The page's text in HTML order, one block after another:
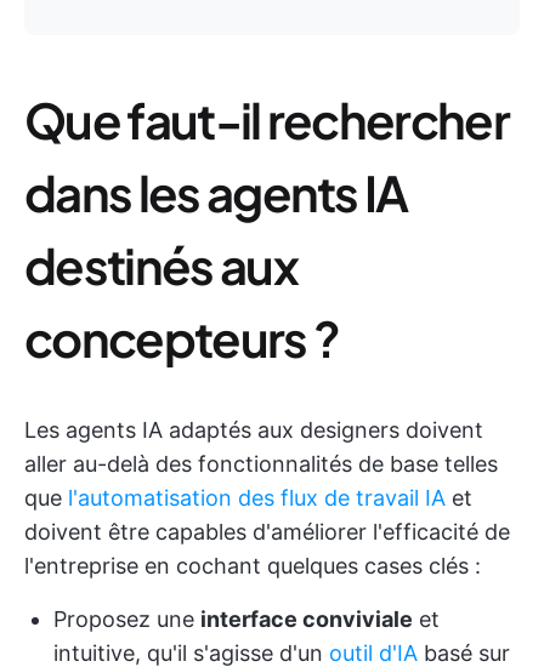
Que faut-il rechercher
dans les agents IA
destinés aux
concepteurs ?
Les agents IA adaptés aux designers doivent
aller au-delà des fonctionnalités de base telles
que l'automatisation des flux de travail IA et
doivent être capables d'améliorer l'efficacité de
l'entreprise en cochant quelques cases clés :
Proposez une interface conviviale et
intuitive, qu'il s'agisse d'un outil d'IA basé sur